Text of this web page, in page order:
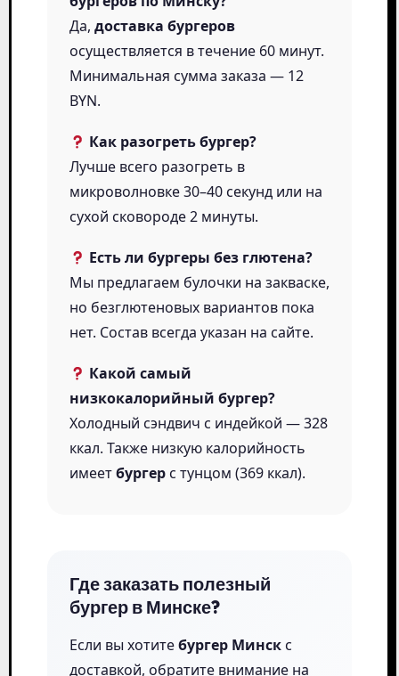
Да, доставка бургеров
осуществляется в течение 60 минут.
Минимальная сумма заказа — 12
BYN.
Как разогреть бургер?
Лучше всего разогреть в
микроволновке 30–40 секунд или на
сухой сковороде 2 минуты.
Есть ли бургеры без глютена?
Мы предлагаем булочки на закваске,
но безглютеновых вариантов пока
нет. Состав всегда указан на сайте.
Какой самый
низкокалорийный бургер?
Холодный сэндвич с индейкой — 328
ккал. Также низкую калорийность
имеетбургерс тунцом (369 ккал).
Где заказать полезный
бургер в Минске?
Если вы хотитебургер Минскс
доставкой, обратите внимание на